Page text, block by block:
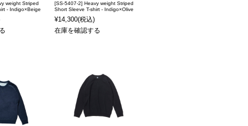
weight Striped
- Indigo×Beige
[SS-5407-2] Heavy weight Striped
Short Sleeve T-shirt - Indigo×Olive
¥14,300(税込)
在庫を確認する